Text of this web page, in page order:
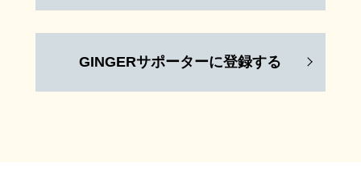
GINGERサポーターに登録する